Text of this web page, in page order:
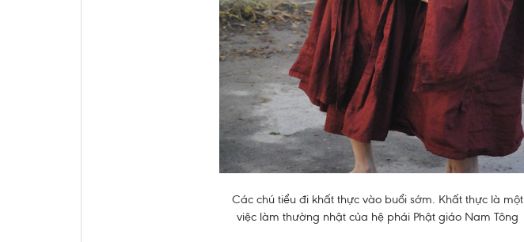
Các chú tiểu đi khất thực vào buổi sớm. Khất thực là một
việc làm thường nhật của hệ phái Phật giáo Nam Tông